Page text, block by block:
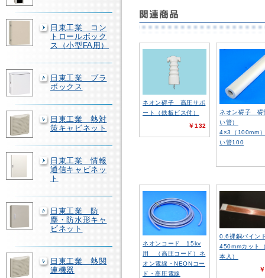
日東工業 コン
トロールボック
ス（小型FA用）
日東工業 プラ
ボックス
日東工業 熱対
策キャビネット
日東工業 情報
通信キャビネッ
ト
日東工業 防
塵・防水形キャ
ビネット
日東工業 熱関
連機器
ネオン碍子 高圧サポ
ート（鉄板ビス付）
￥132
ネオン碍子 碍
い管）
4×3（100mm
い管100
ネオンコード 15kv
用 （高圧コード）ネ
オン電線・NEONコー
ド・高圧電線
0.6裸銅バイ
450mmカット
本入）